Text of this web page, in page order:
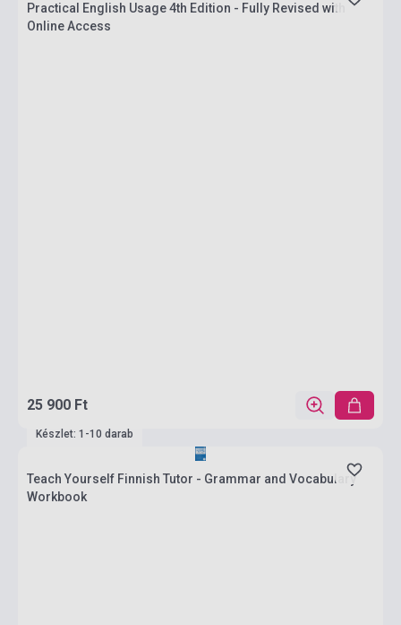
Practical English Usage 4th Edition - Fully Revised with
Online Access
25 900 Ft
Készlet: 1-10 darab
Teach Yourself Finnish Tutor - Grammar and Vocabulary
Workbook